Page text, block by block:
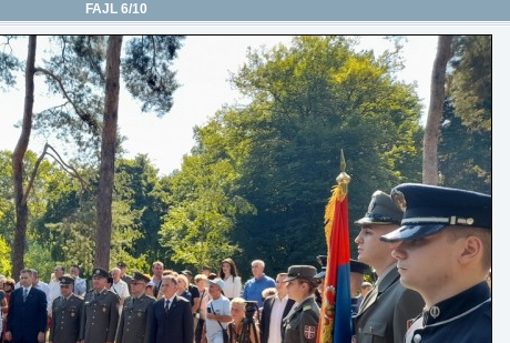
FAJL 6/10